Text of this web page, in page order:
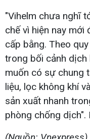
"Vihelm chưa nghĩ
chế vì hiện nay
cấp bằng. Theo
trong bối cảnh dịch
muốn có sự chung
liệu, lọc không khí
sản xuất nhanh
phòng chống